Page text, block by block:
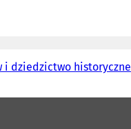
i dziedzictwo historyczne